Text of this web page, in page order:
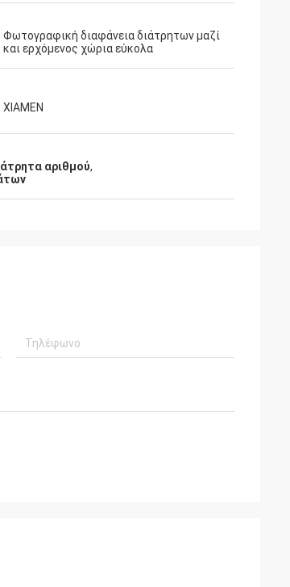
Φωτογραφική διαφάνεια διάτρητων μαζί
και ερχόμενος χώρια εύκολα
XIAMEN
αριθμού,